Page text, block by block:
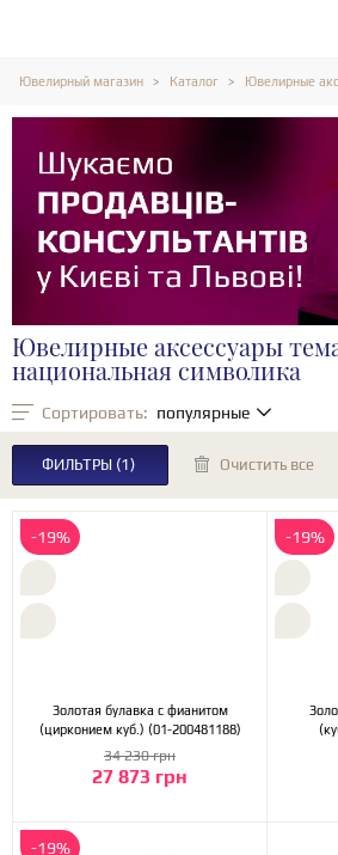
Ювелирный магазин Каталог Ювелирные
Ювелирные аксессуары
национальная символика
Сортировать: популярные
ФИЛЬТРЫ (1) Очистить все
-19%
Золотая булавка с фианитом
(цирконием куб.) (01-200481188)
27 873 грн
34 230 грн
-19%
-19%